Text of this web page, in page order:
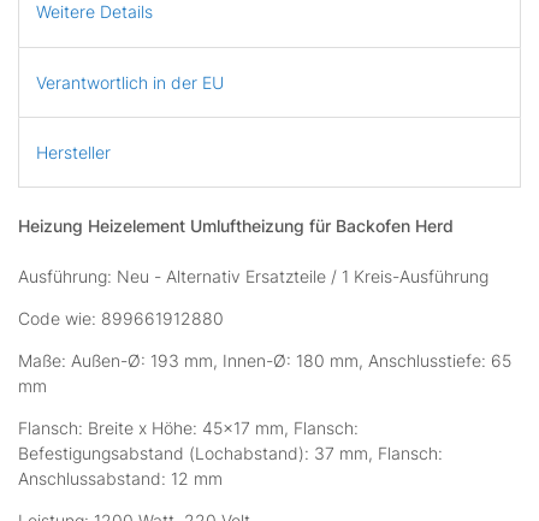
Weitere Details
Verantwortlich in der EU
Hersteller
Heizung Heizelement Umluftheizung für Backofen Herd
Ausführung: Neu - Alternativ Ersatzteile / 1 Kreis-Ausführung
Code wie: 899661912880
Maße: Außen-Ø: 193 mm, Innen-Ø: 180 mm, Anschlusstiefe: 65
mm
Flansch: Breite x Höhe: 45x17 mm, Flansch:
Befestigungsabstand (Lochabstand): 37 mm, Flansch:
Anschlussabstand: 12 mm